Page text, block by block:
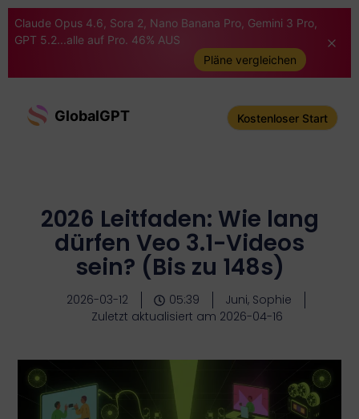
Claude Opus 4.6, Sora 2, Nano Banana Pro, Gemini 3 Pro,
GPT 5.2...alle auf Pro. 46% AUS
Pläne vergleichen
GlobalGPT Kostenloser Start
2026 Leitfaden: Wie lang
dürfen Veo 3.1-Videos
sein? (Bis zu 148s)
2026-03-12 05:39
Juni, Sophie
Zuletzt aktualisiert am 2026-04-16